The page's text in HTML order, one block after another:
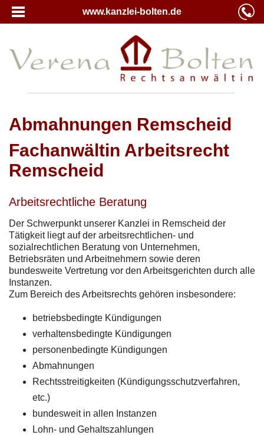
www.kanzlei-bolten.de
Abmahnungen Remscheid
Fachanwältin Arbeitsrecht
Remscheid
Arbeitsrechtliche Beratung
Der Schwerpunkt unserer Kanzlei in Remscheid der
Tätigkeit liegt auf der arbeitsrechtlichen- und
sozialrechtlichen Beratung von Unternehmen,
Betriebsräten und Arbeitnehmern sowie deren
bundesweite Vertretung vor den Arbeitsgerichten durch alle
Instanzen.
Zum Bereich des Arbeitsrechts gehören insbesondere:
betriebsbedingte Kündigungen
verhaltensbedingte Kündigungen
personenbedingte Kündigungen
Abmahnungen
Rechtsstreitigkeiten (Kündigungsschutzverfahren,
etc.)
bundesweit in allen Instanzen
Lohn- und Gehaltszahlungen